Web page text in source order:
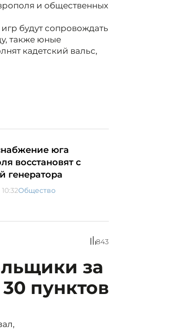
и общественных
будут сопровождать
также юные
кадетский вальс,
юга
восстановят с
генератора
Общество
843
за
пунктов